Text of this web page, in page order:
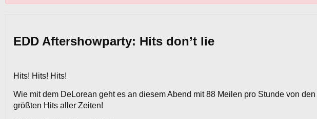
EDD Aftershowparty: Hits don’t lie
Hits! Hits! Hits!
Wie mit dem DeLorean geht es an diesem Abend mit 88 Meilen pro Stunde von
größten Hits aller Zeiten!